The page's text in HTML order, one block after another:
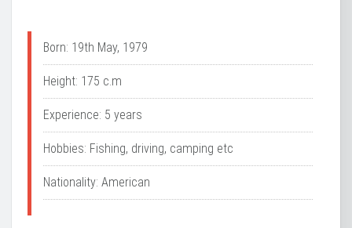
Born: 19th May, 1979
Height: 175 c.m
Experience: 5 years
Hobbies: Fishing, driving, camping etc
Nationality: American